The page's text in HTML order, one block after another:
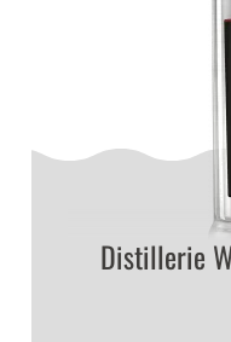
Distillerie